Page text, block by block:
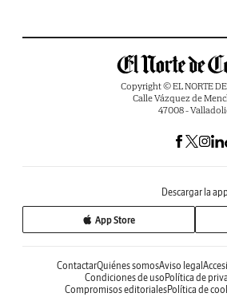
Copyright © EL NORTE
Calle Vázquez de
47008 -
Descargar la app
App Store
ContactarQuiénes somosAviso legal
Condiciones de uso Política de
Compromisos editorialesPolítica de